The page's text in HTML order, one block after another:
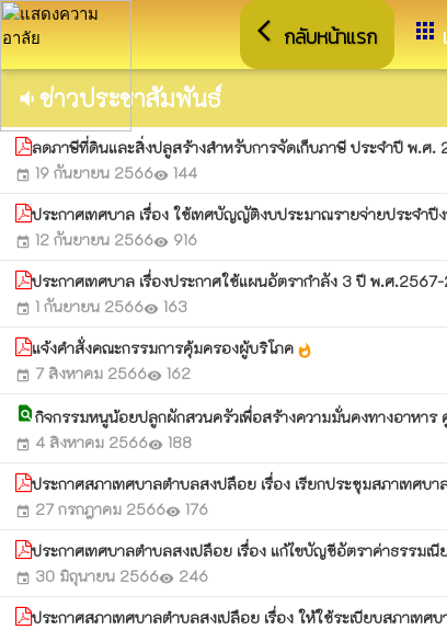
arrow_back_ios กลับหน้าแรก apps
volume_down ข่าวประชาสัมพันธ์
ลดภาษีที่ดินและสิ่งปลูสร้างสำหรับการจัดเก็บภาษี ประจำปี พ.ศ.
event 19 กันยายน 2566visibility 144
ประกาศเทศบาล เรื่อง ใช้เทศบัญญัติงบประมาณรายจ่ายประจำ
event 12 กันยายน 2566visibility 916
ประกาศเทศบาล เรื่องประกาศใช้แผนอัตรากำลัง 3 ปี พ.ศ
event 1 กันยายน 2566visibility 163
แจ้งคำสั่งคณะกรรมการคุ้มครองผู้บริโภค whatshot
event 7 สิงหาคม 2566visibility 162
find_in_pageกิจกรรมหนูน้อยปลูกผักสวนครัวเพื่อสร้างความมั่นคงทางอาหา
event 4 สิงหาคม 2566visibility 188
ประกาศสภาเทศบาลตำบลสงปลือย เรื่อง เรียกประชุมสภาเท
event 27 กรกฎาคม 2566visibility 176
ประกาศเทศบาลตำบลสงเปลือย เรื่อง แก้ไขบัญชีอัตราค่าธรรม
event 30 มิถุนายน 2566visibility 246
ประกาศสภาเทศบาลตำบลสงเปลือย เรื่อง ให้ใช้ระเบียบสภาเ